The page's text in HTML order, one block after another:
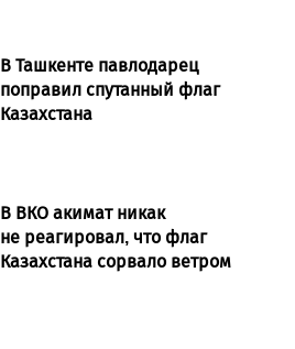
В Ташкенте павлодарец
поправил спутанный флаг
Казахстана
В ВКО акимат никак
не реагировал, что флаг
Казахстана сорвало ветром